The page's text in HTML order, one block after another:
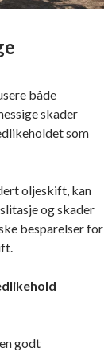
både
skader
som
oljeskift, kan
og skader
besparelser for
godt